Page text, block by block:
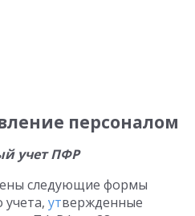
персоналом
учет ПФР
следующие формы
утвержденные